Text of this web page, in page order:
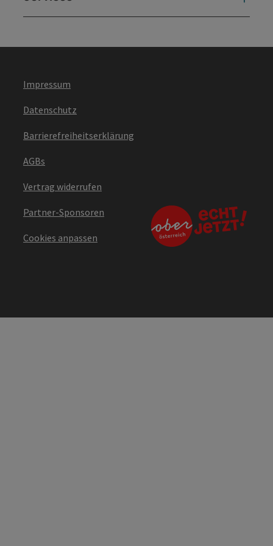
Impressum
Datenschutz
Barrierefreiheitserklärung
AGBs
Vertrag widerrufen
Partner-Sponsoren
Cookies anpassen